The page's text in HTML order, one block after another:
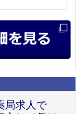
局求人で